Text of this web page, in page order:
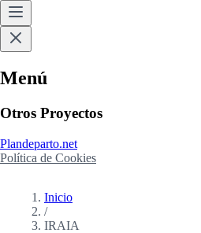
Menú
Otros Proyectos
Plandeparto.net
Política de Cookies
Inicio
/
IRAIA